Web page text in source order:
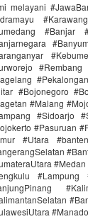
melayani
#Banjar
#Bojonegoro
#Malang
#Sidoarjo
#Pasuruan
#Utara
#Lampung